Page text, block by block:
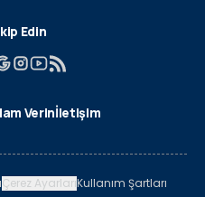
Edin
Verinİletişim
Çerez AyarlarıKullanım Şartları